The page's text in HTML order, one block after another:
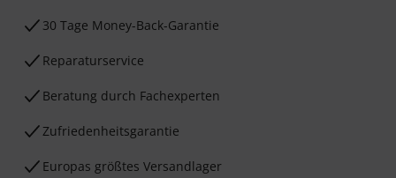
30 Tage Money-Back-Garantie
Reparaturservice
Beratung durch Fachexperten
Zufriedenheitsgarantie
Europas größtes Versandlager